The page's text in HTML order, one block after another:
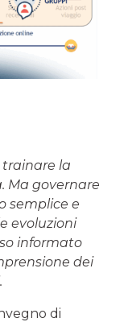
trainare la
Ma governare
semplice e
evoluzioni
informato
dei
di